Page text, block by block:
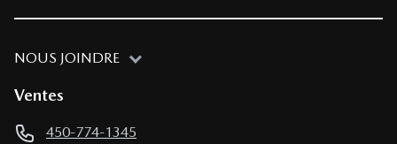
NOUS JOINDRE
Ventes
450-774-1345